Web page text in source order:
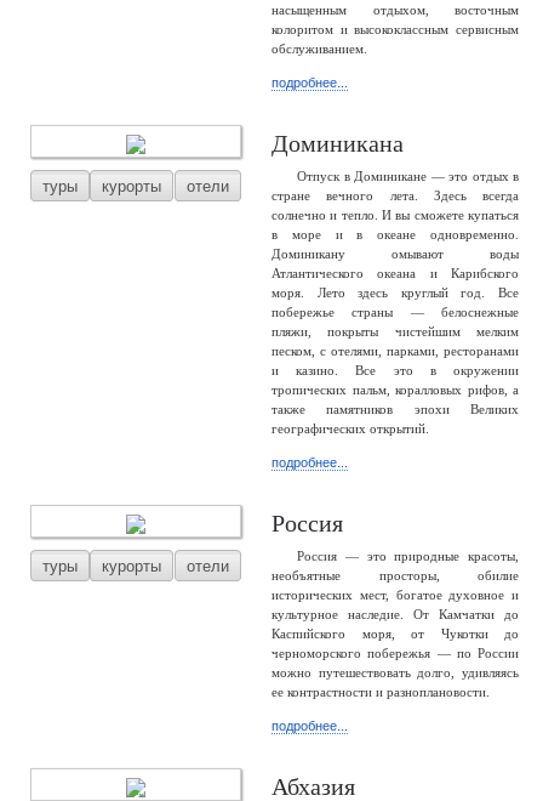
насыщенным отдыхом, восточным
колоритом и высококлассным сервисным
обслуживанием.
подробнее...
туры курорты отели
Доминикана
Отпуск в Доминикане — это отдых в
стране вечного лета. Здесь всегда
солнечно и тепло. И вы сможете купаться
в море и в океане одновременно.
Доминикану омывают воды
Атлантического океана и Карибского
моря. Лето здесь круглый год. Все
побережье страны — белоснежные
пляжи, покрыты чистейшим мелким
песком, с отелями, парками, ресторанами
и казино. Все это в окружении
тропических пальм, коралловых рифов, а
также памятников эпохи Великих
географических открытий.
подробнее...
туры курорты отели
Россия
Россия — это природные красоты,
необъятные просторы, обилие
исторических мест, богатое духовное и
культурное наследие. От Камчатки до
Каспийского моря, от Чукотки до
черноморского побережья — по России
можно путешествовать долго, удивляясь
ее контрастности и разноплановости.
подробнее...
Абхазия